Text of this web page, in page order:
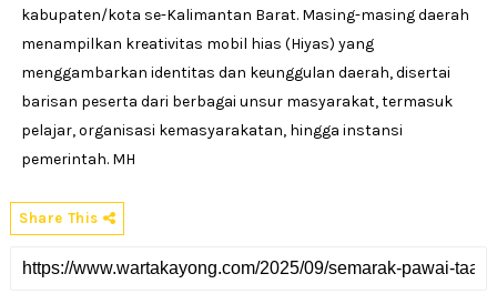
kabupaten/kota se-Kalimantan Barat. Masing-masing daerah
menampilkan kreativitas mobil hias (Hiyas) yang
menggambarkan identitas dan keunggulan daerah, disertai
barisan peserta dari berbagai unsur masyarakat, termasuk
pelajar, organisasi kemasyarakatan, hingga instansi
pemerintah. MH
Share This